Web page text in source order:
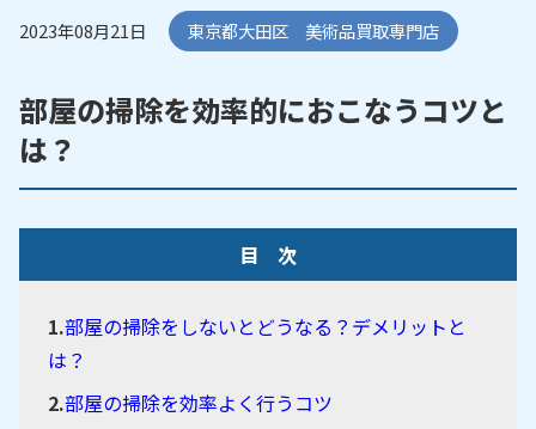
2023年08月21日 東京都大田区 美術品買取専門店
部屋の掃除を効率的におこなうコツと
は？
目 次
部屋の掃除をしないとどうなる？デメリットと
は？
部屋の掃除を効率よく行うコツ